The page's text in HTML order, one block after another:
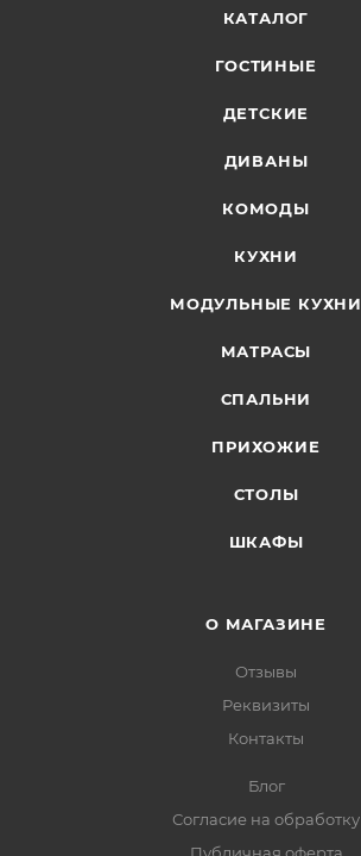
КАТАЛОГ
ГОСТИНЫЕ
ДЕТСКИЕ
ДИВАНЫ
КОМОДЫ
КУХНИ
МОДУЛЬНЫЕ КУХНИ
МАТРАСЫ
СПАЛЬНИ
ПРИХОЖИЕ
СТОЛЫ
ШКАФЫ
О МАГАЗИНЕ
Отзывы
Реквизиты
Контакты
Блог
Согласие на обработку